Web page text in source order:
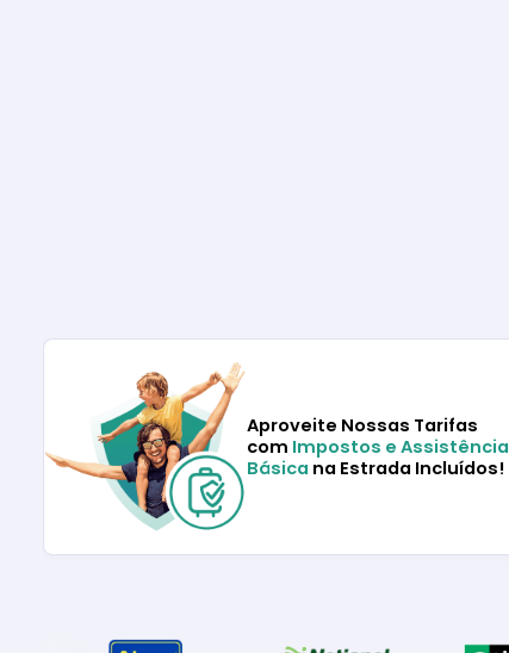
Aproveite Nossas Tarifas
com Impostos e Assistência
Básica na Estrada Incluídos!